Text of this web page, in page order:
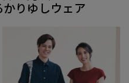
りゆしウェア